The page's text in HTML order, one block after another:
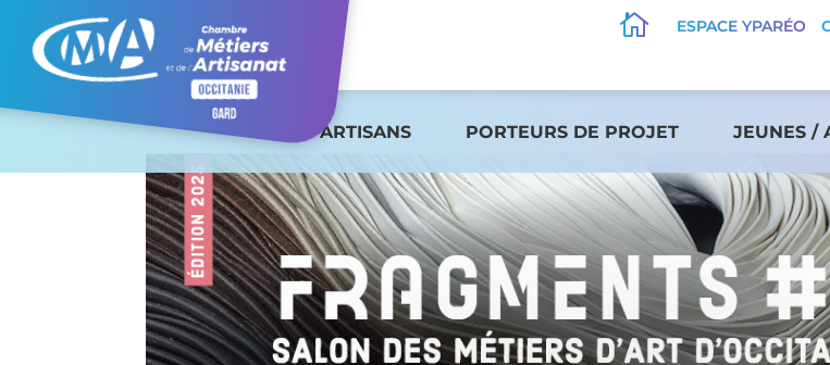
 ESPACE YPARÉO
ARTISANS PORTEURS DE PROJET JEUNES /